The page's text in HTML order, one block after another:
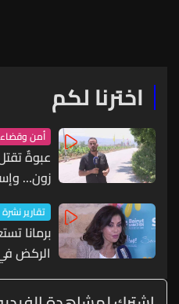
اخترنا لكم
أمن وقضاء
عبوةٌ
زون…
تقارير نشرة
برمانا
الركض في 23